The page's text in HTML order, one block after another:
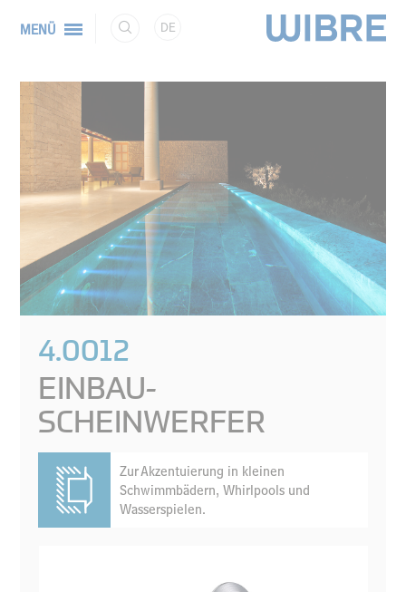
MENÜ DE
4.0012
EINBAU-
SCHEINWERFER
Zur Akzentuierung in kleinen
Schwimmbädern, Whirlpools und
Wasserspielen.